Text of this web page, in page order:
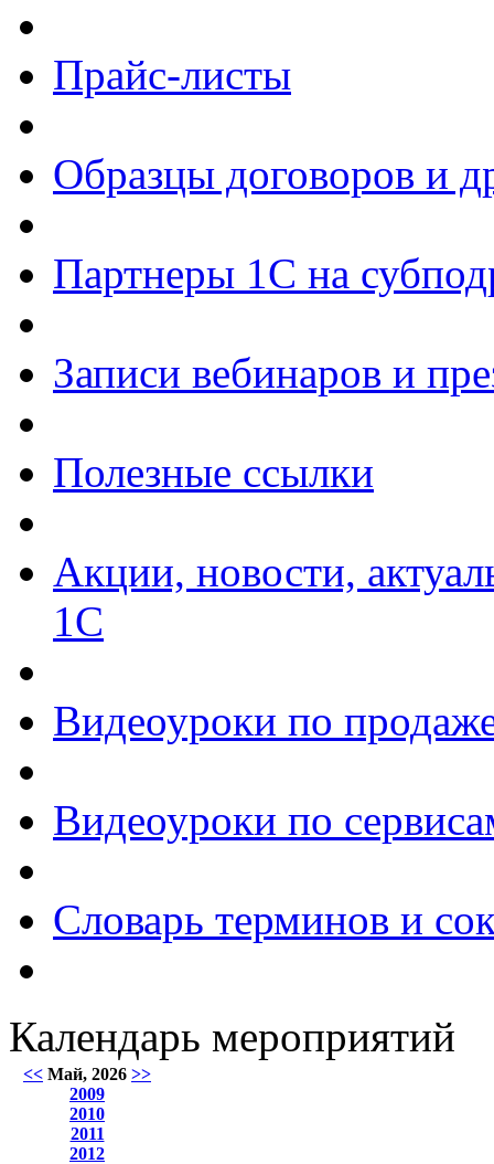
Прайс-листы
Образцы договоров и
Партнеры 1С на
Записи вебинаров и
Полезные ссылки
Акции, новости,
1С
Видеоуроки по
Видеоуроки по
Словарь терминов и
Календарь мероприятий
<< Май, 2026 >>
2009
2010
2011
2012